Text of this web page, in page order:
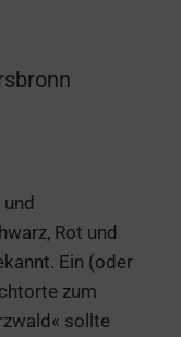
Rot und
Ein (oder
zum
sollte